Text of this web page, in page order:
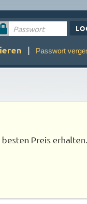
| Passwort
Preis erhalten.